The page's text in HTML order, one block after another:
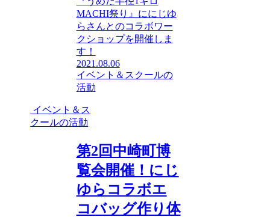
MACHI祭り』ににじゆ
らさんとのコラボワー
クショップを開催しま
す！
2021.08.06
イベント＆スクールの
活動
イベント＆ス
クールの活動
第2回中崎町博
覧会開催！にじ
ゆらコラボエ
コバッグ作り体